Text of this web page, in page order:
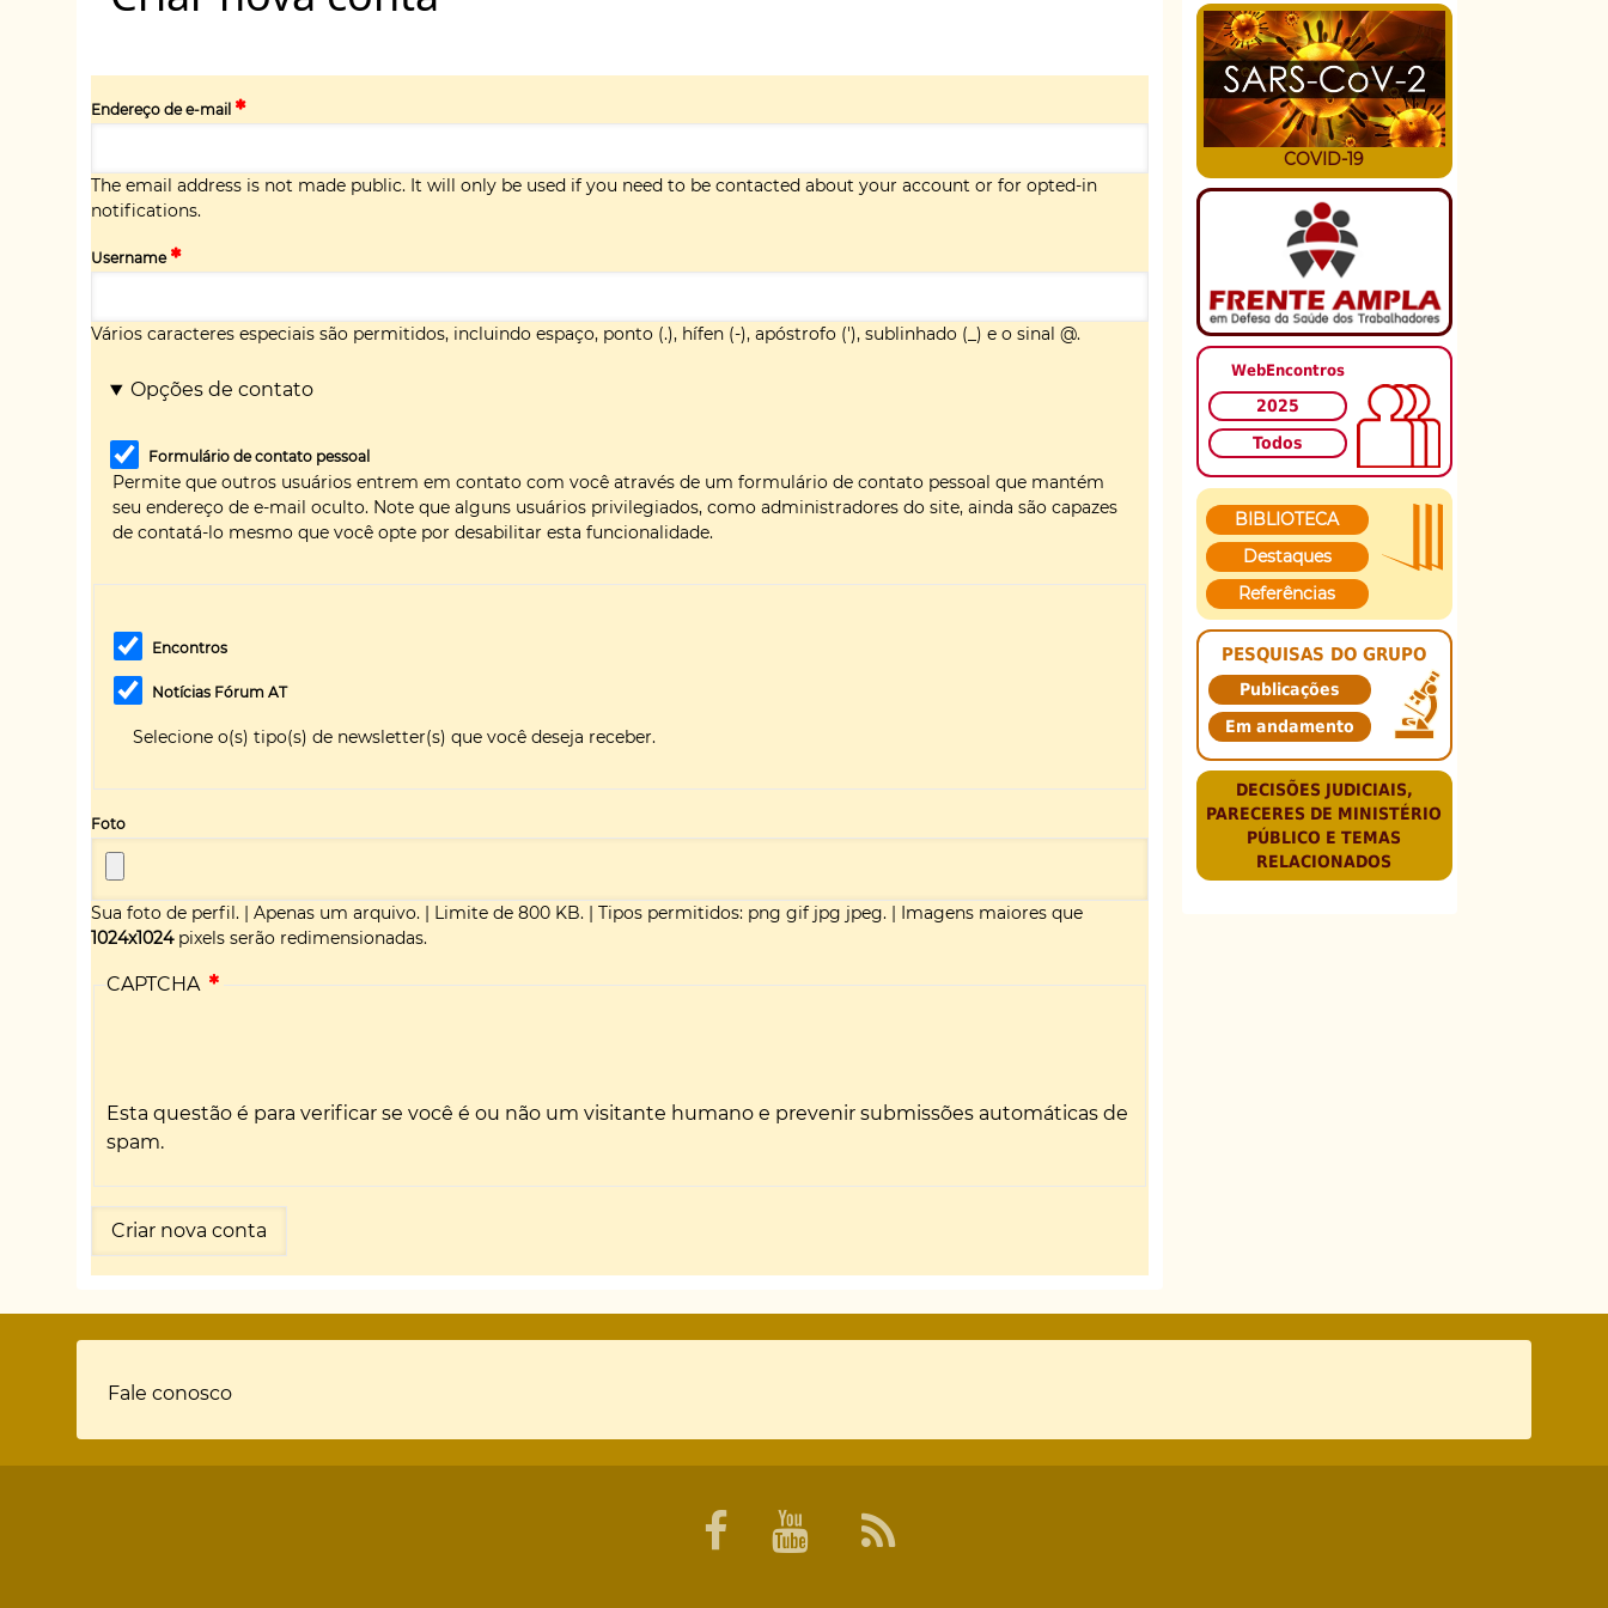
Endereço de e-mail
The email address is not made public. It will only be used if you need to be contacted about your account or for opted-in
notifications.
Username
Vários caracteres especiais são permitidos, incluindo espaço, ponto (.), hífen (-), apóstrofo ('), sublinhado (_) e o sinal @.
Opções de contato
Formulário de contato pessoal
Permite que outros usuários entrem em contato com você através de um formulário de contato pessoal que mantém
seu endereço de e-mail oculto. Note que alguns usuários privilegiados, como administradores do site, ainda são capazes
de contatá-lo mesmo que você opte por desabilitar esta funcionalidade.
Encontros
Notícias Fórum AT
Selecione o(s) tipo(s) de newsletter(s) que você deseja receber.
Foto
Sua foto de perfil. Apenas um arquivo. Limite de 800 KB. Tipos permitidos: png gif jpg jpeg.
Imagens maiores que
1024x1024pixels serão redimensionadas.
CAPTCHA
Esta questão é para verificar se você é ou não um visitante humano e prevenir submissões automáticas de
spam.
COVID-19
WebEncontros
2025
Todos
BIBLIOTECA
Destaques
Referências
PESQUISAS DO GRUPO
Publicações
Em andamento
DECISÕES JUDICIAIS,
PARECERES DE MINISTÉRIO
PÚBLICO E TEMAS
RELACIONADOS
Rodapé
Fale conosco